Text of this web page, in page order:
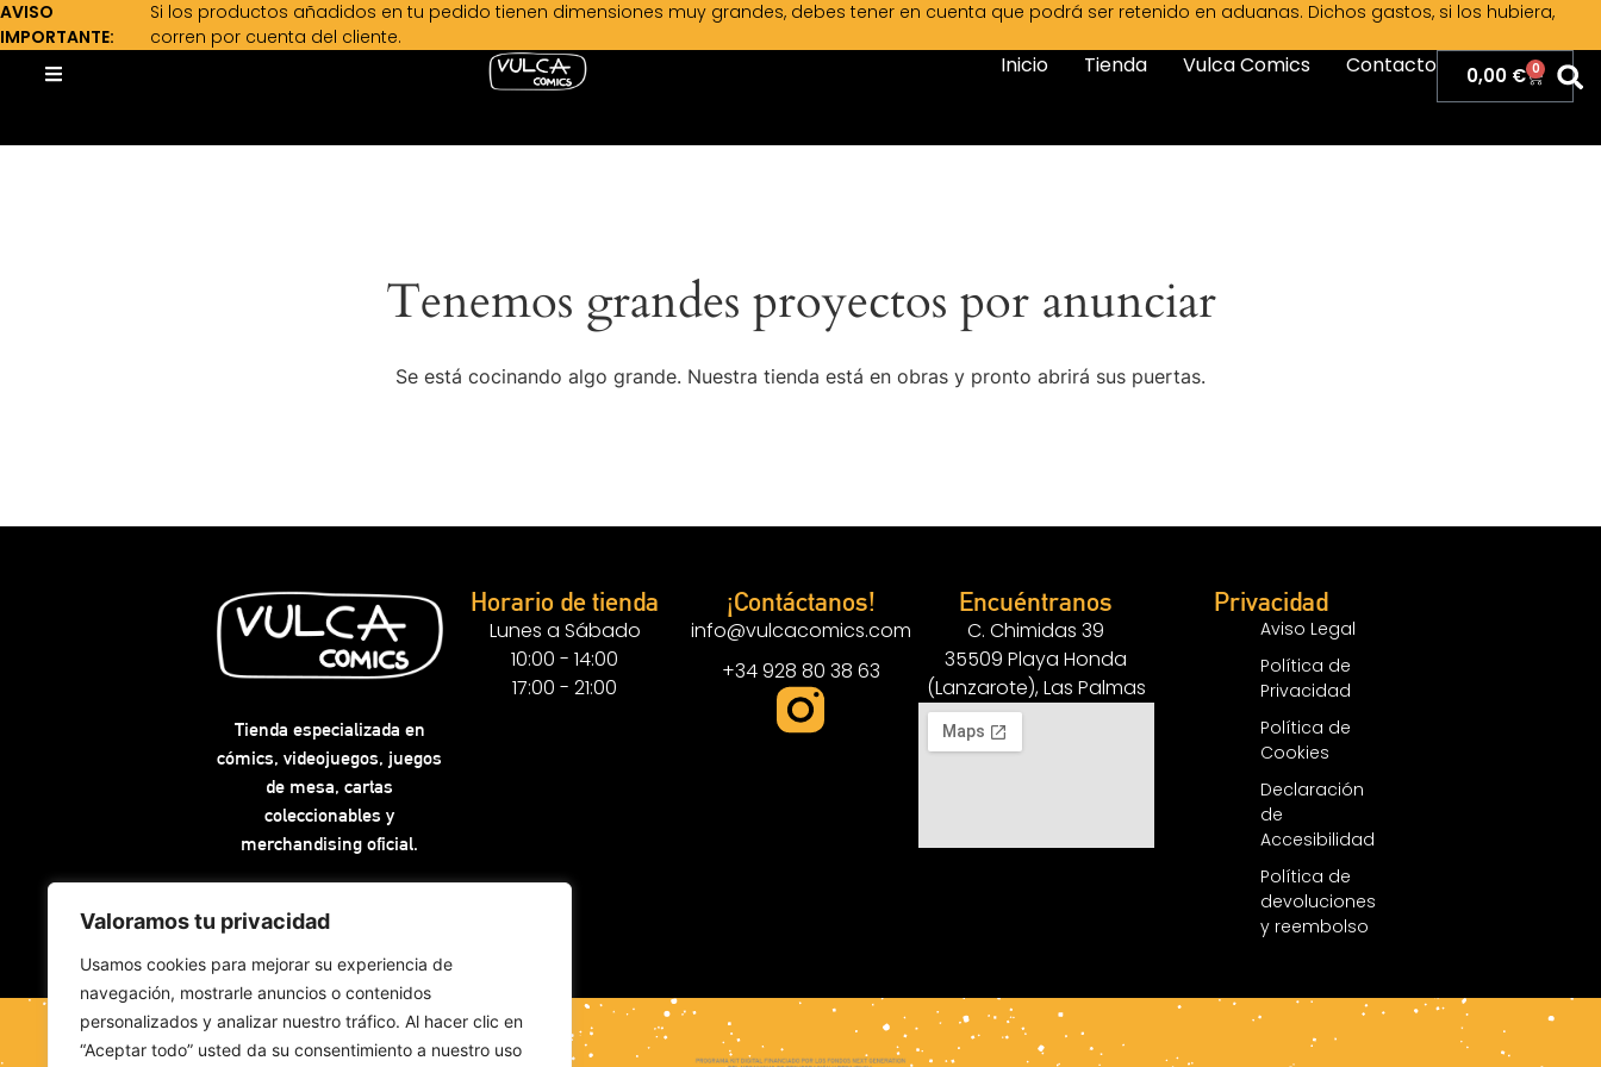
Valoramos tu privacidad
Usamos cookies para mejorar su experiencia de
navegación, mostrarle anuncios o contenidos
personalizados y analizar nuestro tráfico. Al hacer clic en
“Aceptar todo” usted da su consentimiento a nuestro uso
AVISO
IMPORTANTE:
Si los productos añadidos en tu pedido tienen dimensiones muy grandes, debes tener en cuenta que podrá ser retenido en aduanas. Dichos gastos, si los hubiera,
corren por cuenta del cliente.
Inicio Tienda Vulca Comics Contacto 0,00 € 0
Tenemos grandes proyectos por anunciar
Se está cocinando algo grande. Nuestra tienda está en obras y pronto abrirá sus puertas.
Tienda especializada en
cómics, videojuegos, juegos
de mesa, cartas
coleccionables y
merchandising oficial.
Horario de tienda
Lunes a Sábado
10:00 - 14:00
17:00 - 21:00
¡Contáctanos!
info@vulcacomics.com
+34 928 80 38 63
Encuéntranos
C. Chimidas 39
35509 Playa Honda
(Lanzarote), Las Palmas
Privacidad
Aviso Legal
Política de
Privacidad
Política de
Cookies
Declaración
de
Accesibilidad
Política de
devoluciones
y reembolso